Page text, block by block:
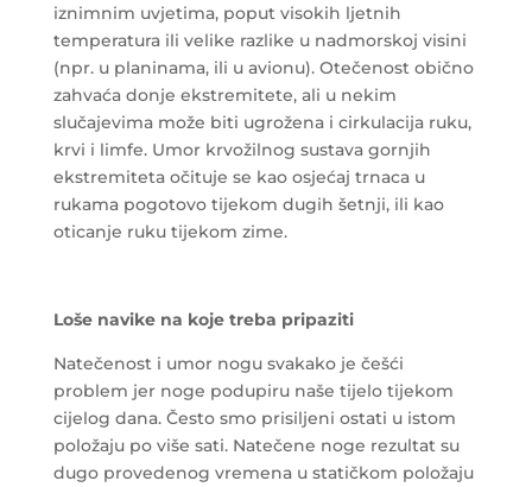
iznimnim uvjetima, poput visokih ljetnih
temperatura ili velike razlike u nadmorskoj visini
(npr. u planinama, ili u avionu). Otečenost obično
zahvaća donje ekstremitete, ali u nekim
slučajevima može biti ugrožena i cirkulacija ruku,
krvi i limfe. Umor krvožilnog sustava gornjih
ekstremiteta očituje se kao osjećaj trnaca u
rukama pogotovo tijekom dugih šetnji, ili kao
oticanje ruku tijekom zime.
Loše navike na koje treba pripaziti
Natečenost i umor nogu svakako je češći
problem jer noge podupiru naše tijelo tijekom
cijelog dana. Često smo prisiljeni ostati u istom
položaju po više sati. Natečene noge rezultat su
dugo provedenog vremena u statičkom položaju